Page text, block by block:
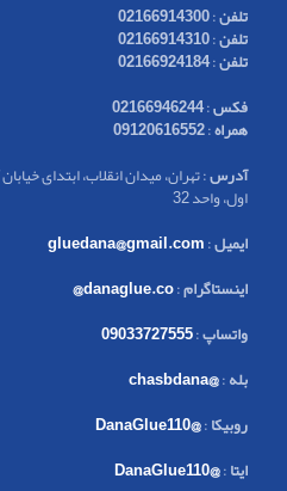
تلفن:
02166914300
تلفن:
02166914310
تلفن:
02166924184
فکس:
02166946244
همراه:
09120616552
آدرس
اول، واحد 32
ایمیل:
gluedana@gmail.com
اینستاگرام:
danaglue.co@
واتساپ:
09033727555
بله:
@chasbdana
روبیکا:
@DanaGlue110
ایتا:
@DanaGlue110